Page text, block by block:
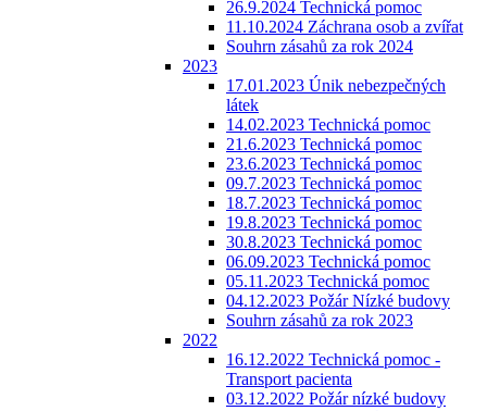
26.9.2024 Technická pomoc
11.10.2024 Záchrana osob a zvířat
Souhrn zásahů za rok 2024
2023
17.01.2023 Únik nebezpečných
látek
14.02.2023 Technická pomoc
21.6.2023 Technická pomoc
23.6.2023 Technická pomoc
09.7.2023 Technická pomoc
18.7.2023 Technická pomoc
19.8.2023 Technická pomoc
30.8.2023 Technická pomoc
06.09.2023 Technická pomoc
05.11.2023 Technická pomoc
04.12.2023 Požár Nízké budovy
Souhrn zásahů za rok 2023
2022
16.12.2022 Technická pomoc -
Transport pacienta
03.12.2022 Požár nízké budovy